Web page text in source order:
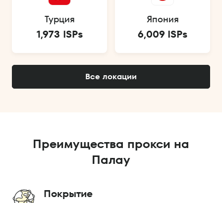
Турция
1,973 ISPs
Япония
6,009 ISPs
Все локации
Преимущества прокси на
Палау
Покрытие